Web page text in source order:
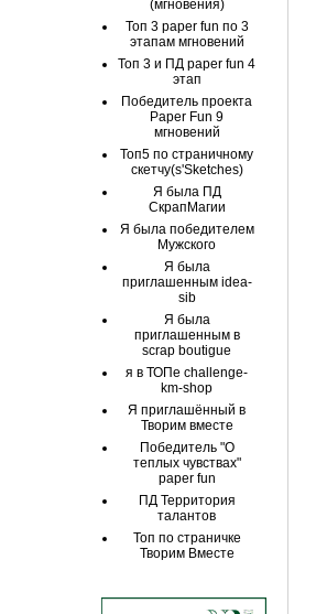
(мгновения)
Топ 3 paper fun по 3
этапам мгновений
Топ 3 и ПД paper fun 4
этап
Победитель проекта
Paper Fun 9
мгновений
Топ5 по страничному
скетчу(s'Sketches)
Я была ПД
СкрапМагии
Я была победителем
Мужского
Я была
приглашенным idea-
sib
Я была
приглашенным в
scrap boutigue
я в ТОПе challenge-
km-shop
Я приглашённый в
Творим вместе
Победитель "О
теплых чувствах"
paper fun
ПД Территория
талантов
Топ по страничке
Творим Вместе